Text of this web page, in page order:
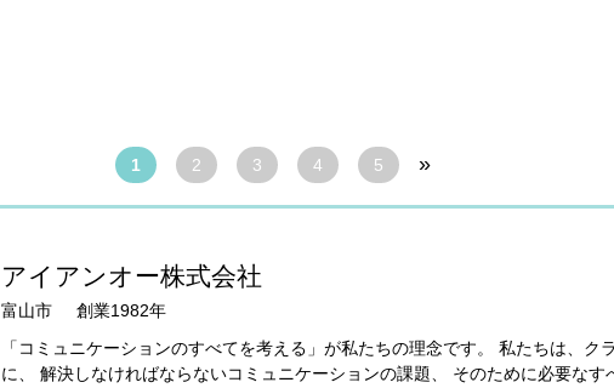
1 2 3 4 5 »
アイアンオー株式会社
富山市
創業1982年
「コミュニケーションのすべてを考える」が私たちの理念です。 私たちは、ク
に、 解決しなければならないコミュニケーションの課題、 そのために必要なす